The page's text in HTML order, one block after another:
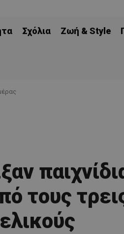
Σχόλια Ζωή & Style
Σενεγάλη ίσως έλθει στην Λεμεσό
τους